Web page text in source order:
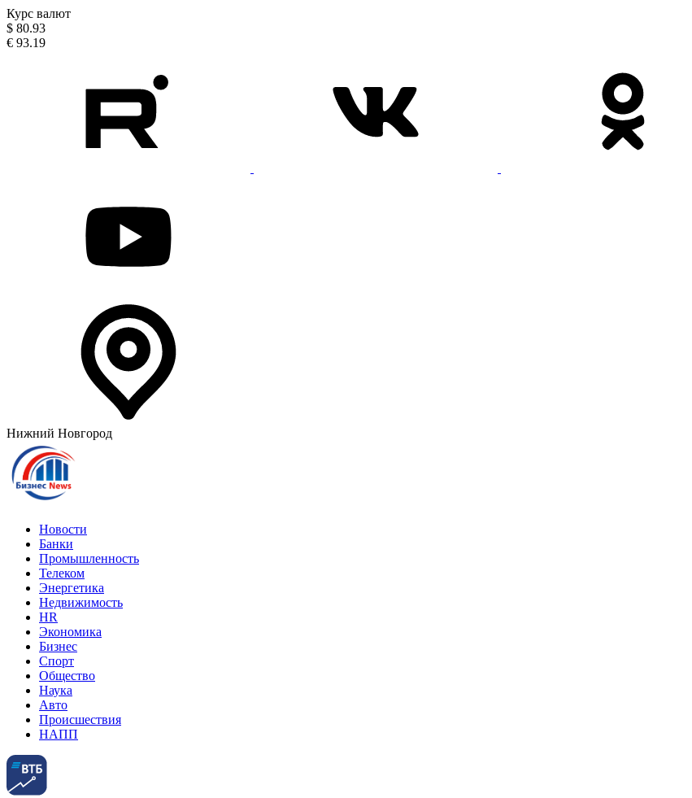
Курс валют
$ 80.93
€ 93.19
Нижний Новгород
Новости
Банки
Промышленность
Телеком
Энергетика
Недвижимость
HR
Экономика
Бизнес
Спорт
Общество
Наука
Авто
Происшествия
НАПП